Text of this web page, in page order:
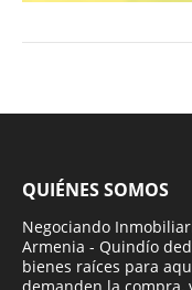
QUIÉNES SOMOS
Negociando
Armenia - Quindío
bienes raíces para